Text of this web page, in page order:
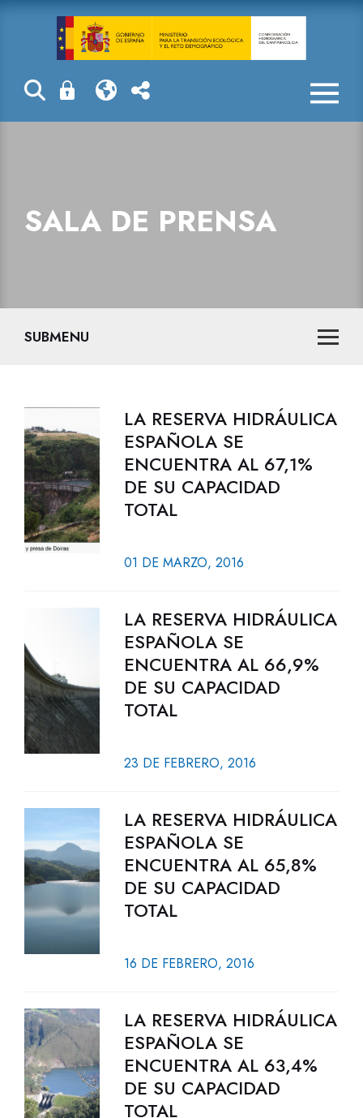
Sala de prensa
SALA DE PRENSA
SUBMENU
LA RESERVA HIDRÁULICA
ESPAÑOLA SE
ENCUENTRA AL 67,1%
DE SU CAPACIDAD
TOTAL
01 DE MARZO, 2016
LA RESERVA HIDRÁULICA
ESPAÑOLA SE
ENCUENTRA AL 66,9%
DE SU CAPACIDAD
TOTAL
23 DE FEBRERO, 2016
LA RESERVA HIDRÁULICA
ESPAÑOLA SE
ENCUENTRA AL 65,8%
DE SU CAPACIDAD
TOTAL
16 DE FEBRERO, 2016
LA RESERVA HIDRÁULICA
ESPAÑOLA SE
ENCUENTRA AL 63,4%
DE SU CAPACIDAD
TOTAL